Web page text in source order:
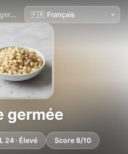
germée
24 · Élevé Score 8/10